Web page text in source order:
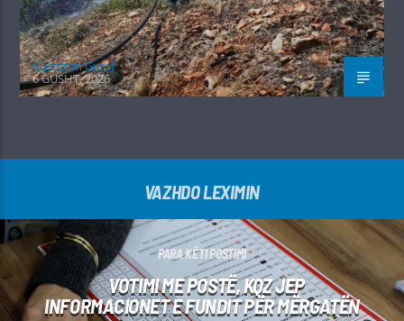
Kushtrim Guraj
6 GUSHT, 2026
VAZHDO LEXIMIN
PARA KËTI POSTIMI
VOTIMI ME POSTË, KQZ JEP
INFORMACIONET E FUNDIT PËR MËRGATËN